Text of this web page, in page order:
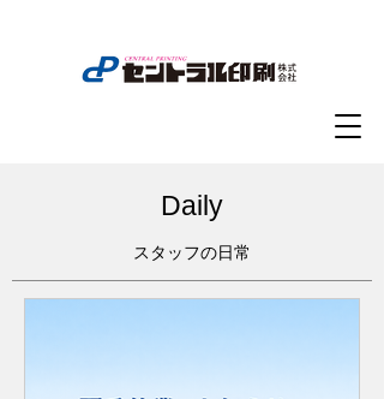
Daily
スタッフの日常